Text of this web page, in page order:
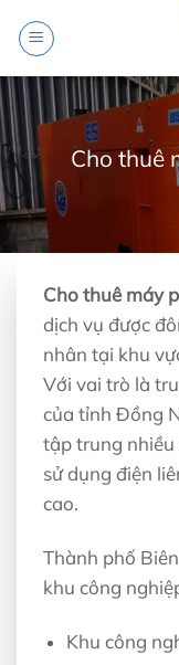
Cho thuê
Cho thuê máy
dịch vụ được
nhân tại khu
Với vai trò là
của tỉnh Đồng
tập trung nhiều
sử dụng điện
cao.
Thành phố
khu công
Khu công